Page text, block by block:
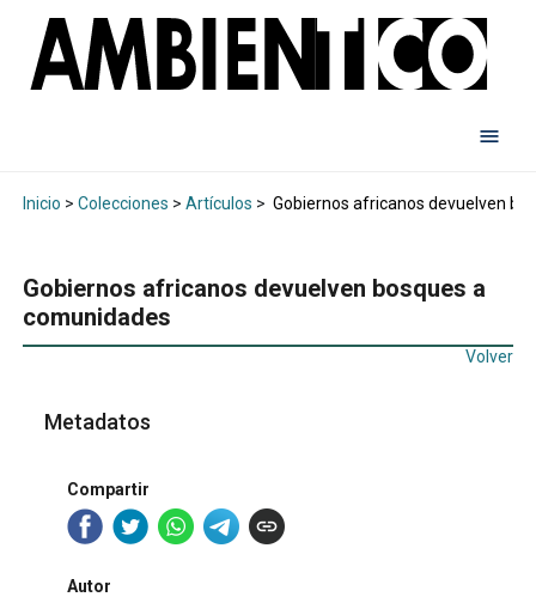
Inicio > Colecciones > Artículos > Gobiernos africanos devuelven
Gobiernos africanos devuelven bosques a
comunidades
Volver
Metadatos
Compartir
Autor